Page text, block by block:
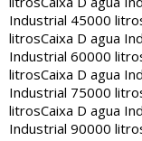
Industrial 45000
litrosCaixa D agua
Industrial 60000
litrosCaixa D agua
Industrial 75000
litrosCaixa D agua
Industrial 90000